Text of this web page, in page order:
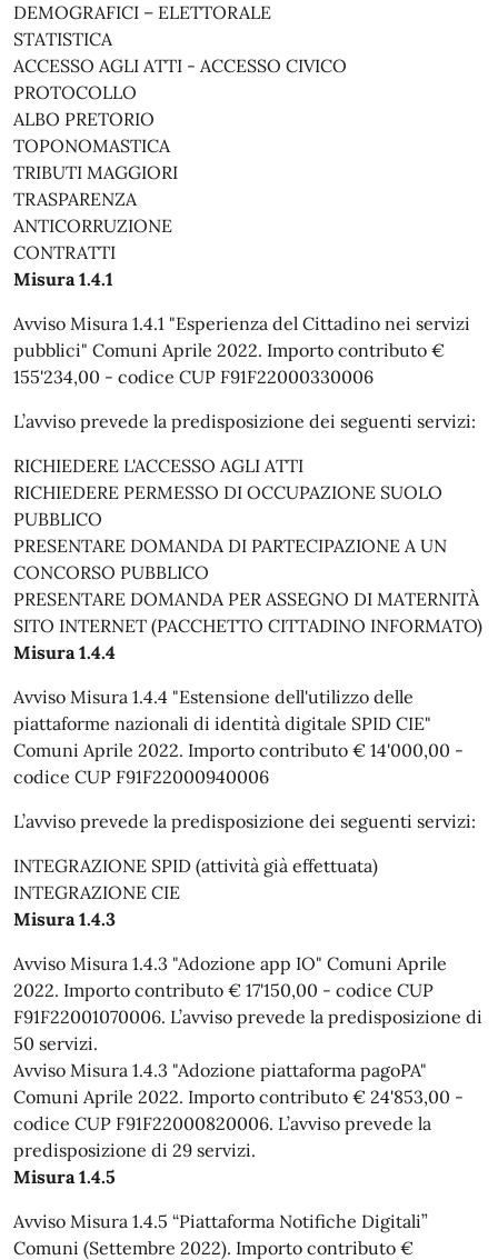
DEMOGRAFICI – ELETTORALE
STATISTICA
ACCESSO AGLI ATTI - ACCESSO CIVICO
PROTOCOLLO
ALBO PRETORIO
TOPONOMASTICA
TRIBUTI MAGGIORI
TRASPARENZA
ANTICORRUZIONE
CONTRATTI
Misura 1.4.1
Avviso Misura 1.4.1 "Esperienza del Cittadino nei servizi
pubblici" Comuni Aprile 2022. Importo contributo €
155'234,00 - codice CUP F91F22000330006
L’avviso prevede la predisposizione dei seguenti servizi:
RICHIEDERE L'ACCESSO AGLI ATTI
RICHIEDERE PERMESSO DI OCCUPAZIONE SUOLO
PUBBLICO
PRESENTARE DOMANDA DI PARTECIPAZIONE A UN
CONCORSO PUBBLICO
PRESENTARE DOMANDA PER ASSEGNO DI MATERNITÀ
SITO INTERNET (PACCHETTO CITTADINO INFORMATO)
Misura 1.4.4
Avviso Misura 1.4.4 "Estensione dell'utilizzo delle
piattaforme nazionali di identità digitale SPID CIE"
Comuni Aprile 2022. Importo contributo € 14'000,00 -
codice CUP F91F22000940006
L’avviso prevede la predisposizione dei seguenti servizi:
INTEGRAZIONE SPID (attività già effettuata)
INTEGRAZIONE CIE
Misura 1.4.3
Avviso Misura 1.4.3 "Adozione app IO" Comuni Aprile
2022. Importo contributo € 17'150,00 - codice CUP
F91F22001070006. L’avviso prevede la predisposizione di
50 servizi.
Avviso Misura 1.4.3 "Adozione piattaforma pagoPA"
Comuni Aprile 2022. Importo contributo € 24'853,00 -
codice CUP F91F22000820006. L’avviso prevede la
predisposizione di 29 servizi.
Misura 1.4.5
Avviso Misura 1.4.5 “Piattaforma Notifiche Digitali”
Comuni (Settembre 2022). Importo contributo €